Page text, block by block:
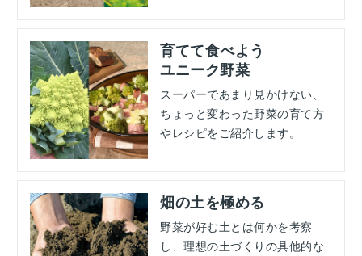
育てて食べよう
ユニーク野菜
スーパーであまり見かけない、
ちょっと変わった野菜の育て方
やレシピをご紹介します。
畑の土を極める
野菜が好む土とは何かを考察
し、理想の土づくりの具他的な